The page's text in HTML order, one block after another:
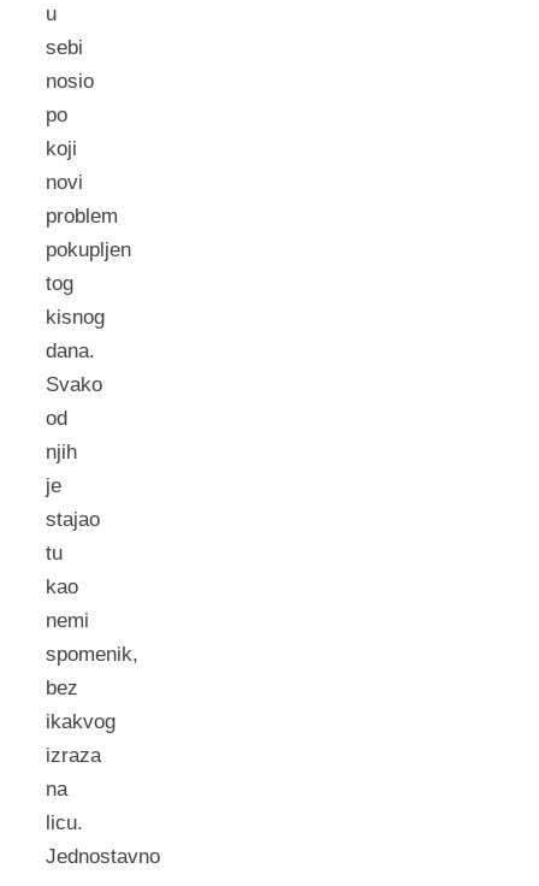
u
sebi
nosio
po
koji
novi
problem
pokupljen
tog
kisnog
dana.
Svako
od
njih
je
stajao
tu
kao
nemi
spomenik,
bez
ikakvog
izraza
na
licu.
Jednostavno